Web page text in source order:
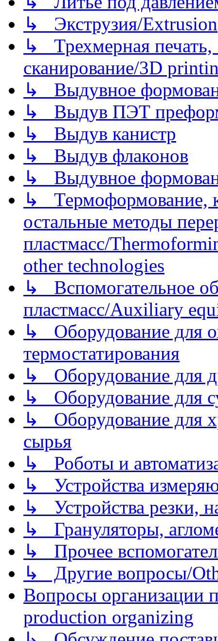
↳ Экструзия/Extrusion
↳ Трехмерная
сканирование/3D
↳ Выдувное
↳ Выдув ПЭТ
↳ Выдув канистр
↳ Выдув флаконов
↳ Выдувное
↳ Термоформование,
остальные методы
пластмасс/
other technologies
↳ Вспомогательное
пластмасс/Auxiliary
↳ Оборудование для
термостатирования
↳ Оборудование для
↳ Оборудование для
↳ Оборудование для
сырья
↳ Роботы и
↳ Устройства
↳ Устройства резки,
↳ Грануляторы,
↳ Прочее
↳ Другие вопросы/
Вопросы организации
production organizing